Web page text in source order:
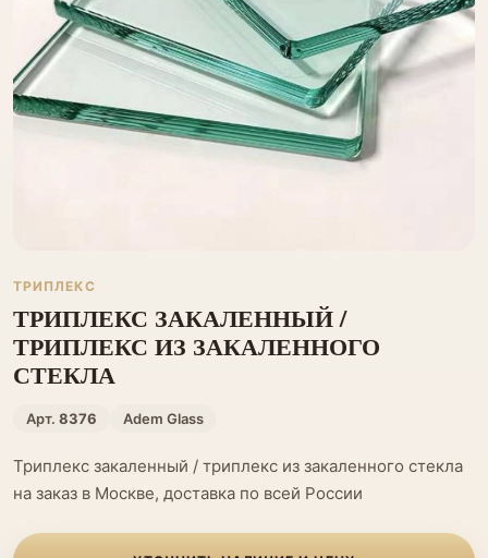
ТРИПЛЕКС
ТРИПЛЕКС ЗАКАЛЕННЫЙ /
ТРИПЛЕКС ИЗ ЗАКАЛЕННОГО
СТЕКЛА
Арт. 8376 Adem Glass
Триплекс закаленный / триплекс из закаленного стекла
на заказ в Москве, доставка по всей России